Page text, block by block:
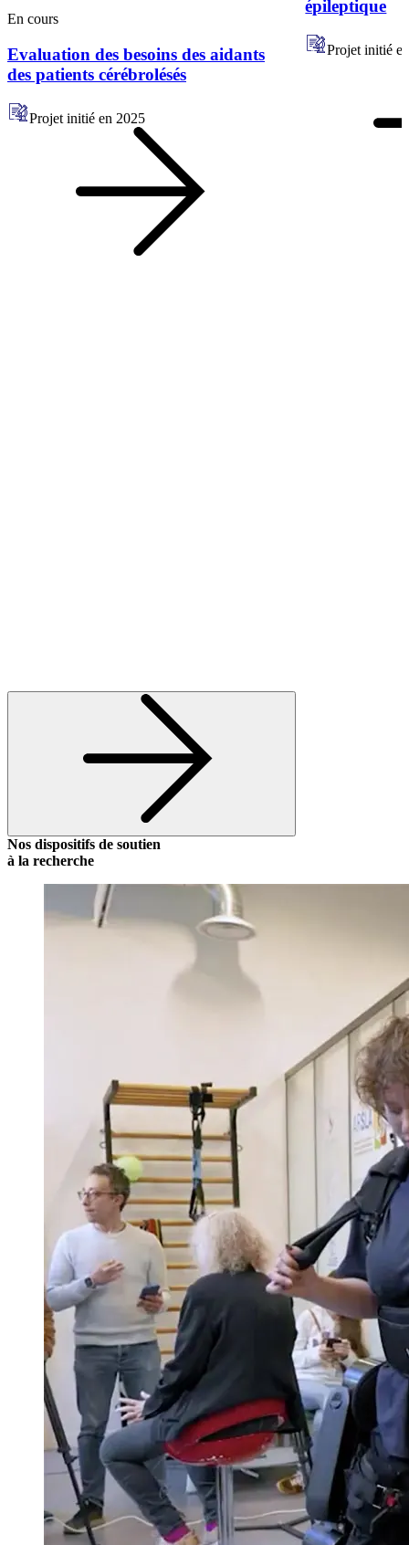
En cours
Evaluation des besoins des aidants
des patients cérébrolésés
Projet initié en 2025
épileptique
Projet initié
Nos dispositifs de soutien
à la recherche